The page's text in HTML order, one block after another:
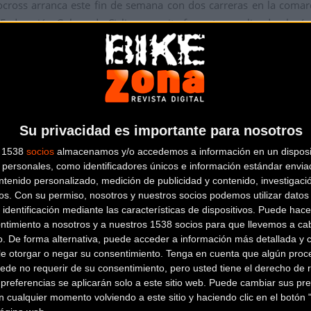
Su privacidad es importante para nosotros
socios almacenamos y/o accedemos a información en un
como identificadores únicos e información estándar
personalizado, medición de publicidad y contenido,
Con su permiso, nosotros y nuestros socios podemos utilizar
mediante las características de dispositivos. Puede
a nosotros y a nuestros 1538 socios para que llevemos a
De forma alternativa, puede acceder a información más detallada y
otorgar o negar su consentimiento. Tenga en cuenta que algún
no requerir de su consentimiento, pero usted tiene el derecho de
se aplicarán solo a este sitio web. Puede cambiar sus
cualquier momento volviendo a este sitio y haciendo clic en el botón
arranca este fin de semana con dos carreras en la
Galega de Ciclismo repite formato ampliando el
dos primeras citas tendrán como escenario Narón y Ferrol.
de líderes de la Copa de Galicia en el circuito del
a las 14:00 horas. Una vez finalicen las carreras
en tomar la salida. En el segunda turno llegará el
Máster-30. Por último, a las 16:30 horas entrarán en escena
de la comarca con la celebración de la cuarta edición del
por el Club Ciclista Ferrol. El ciclocross regresa a la
de esta modalidad.
por doce pruebas. Tras la doble cita de este fin de
noviembre), Trofeo Montes de Eiras-O Rosal (19